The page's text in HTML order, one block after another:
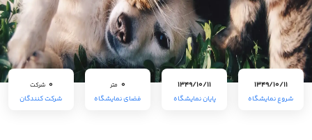
1349/10/11
شروع نمایشگاه
1349/10/11
پایان نمایشگاه
0 متر
فضای نمایشگاه
0 شرکت
شرکت کنندگان